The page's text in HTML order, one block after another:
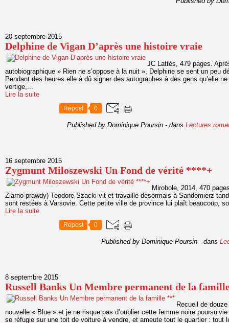
20 septembre 2015
Delphine de Vigan D’après une histoire vraie
JC Lattès, 479 pages.
autobiographique » Rien ne s’oppose à la nuit », Delphine se sent un peu
Pendant des heures elle à dû signer des autographes à des gens qu’elle
vertige,...
Lire la suite
Repost 0
Published by Dominique Poursin - dans Lectures
16 septembre 2015
Zygmunt Miloszewski Un Fond de vérité ****+
Mirobole, 2014, 470
Ziarno prawdy) Teodore Szacki vit et travaille désormais à Sandomierz
sont restées à Varsovie. Cette petite ville de province lui plaît beaucoup,
Lire la suite
Repost 0
Published by Dominique Poursin - dans
8 septembre 2015
Russell Banks Un Membre permanent de la
Recueil de
nouvelle « Blue » et je ne risque pas d’oublier cette femme noire
se réfugie sur une toit de voiture à vendre, et ameute tout le quartier : tout